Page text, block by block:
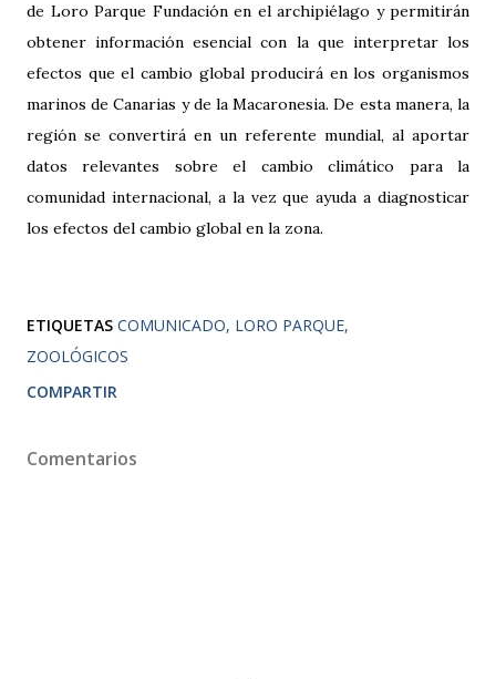
de Loro Parque Fundación en el archipiélago y permitirán
obtener información esencial con la que interpretar los
efectos que el cambio global producirá en los organismos
marinos de Canarias y de la Macaronesia. De esta manera, la
región se convertirá en un referente mundial, al aportar
datos relevantes sobre el cambio climático para la
comunidad internacional, a la vez que ayuda a diagnosticar
los efectos del cambio global en la zona.
ETIQUETAS COMUNICADO LORO PARQUE
ZOOLÓGICOS
COMPARTIR
Comentarios